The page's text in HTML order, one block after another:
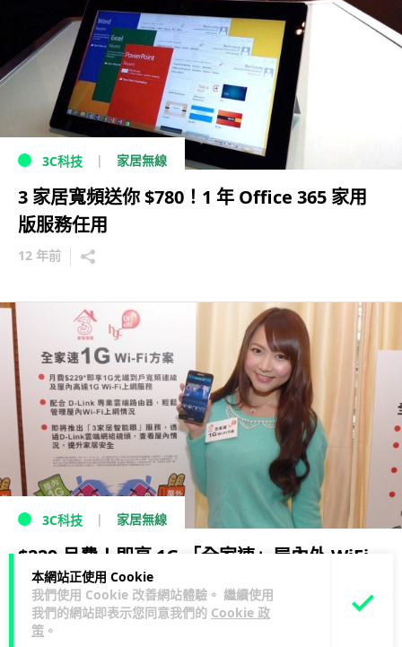
本網站正使用 Cookie
我們使用 Cookie 改善網站體驗。 繼續使用
我們的網站即表示您同意我們的 Cookie 政
策 。
3C科技 家居無線
3 家居寬頻送你 $780！1 年 Office 365 家用
版服務任用
12 年前
3C科技 家居無線
$229 月費！即享 1G 「全家速」屋內外 WiFi
服務
13 年前